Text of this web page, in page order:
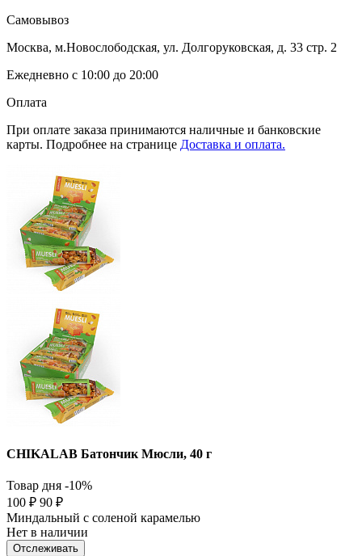
Самовывоз
Москва, м.Новослободская, ул. Долгоруковская, д. 33 стр. 2
Ежедневно с 10:00 до 20:00
Оплата
При оплате заказа принимаются наличные и банковские
карты. Подробнее на странице Доставка и оплата.
CHIKALAB Батончик Мюсли, 40 г
Товар дня -10%
100 ₽ 90 ₽
Миндальный с соленой карамелью
Нет в наличии
Отслеживать